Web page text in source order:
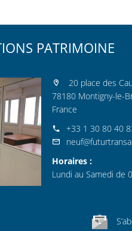
PATRIMOINE
20 place des
78180 Montigny-le-
France
+33 1 30 80 40
Horaires :
Lundi au Samedi de